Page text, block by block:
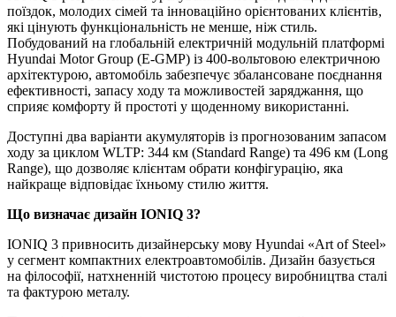
поїздок, молодих сімей та інноваційно орієнтованих клієнтів,
які цінують функціональність не менше, ніж стиль.
Побудований на глобальній електричній модульній платформі
Hyundai Motor Group (E-GMP) із 400-вольтовою електричною
архітектурою, автомобіль забезпечує збалансоване поєднання
ефективності, запасу ходу та можливостей заряджання, що
сприяє комфорту й простоті у щоденному використанні.
Доступні два варіанти акумуляторів із прогнозованим запасом
ходу за циклом WLTP: 344 км (Standard Range) та 496 км (Long
Range), що дозволяє клієнтам обрати конфігурацію, яка
найкраще відповідає їхньому стилю життя.
Що визначає дизайн IONIQ 3?
IONIQ 3 привносить дизайнерську мову Hyundai «Art of Steel»
у сегмент компактних електроавтомобілів. Дизайн базується
на філософії, натхненній чистотою процесу виробництва сталі
та фактурою металу.